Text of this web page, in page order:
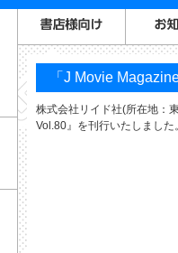
「J Movie
株式会社リイド社(所在地：
Vol.80』を刊行いたしました